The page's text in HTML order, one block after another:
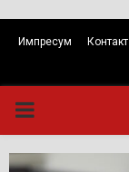
Импресум Контакт
PRIMARY
MENU